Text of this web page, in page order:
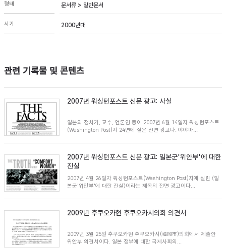
형태 문서류 > 일반문서
시기 2000년대
관련 기록물 및 콘텐츠
2007년 워싱턴포스트 신문 광고: 사실
일본의 정치가, 교수, 언론인 등이 2007년 6월 14일자 워싱턴포스트
(Washington Post)지 24면에 실은 전면 광고다. 야야마...
2007년 워싱턴포스트 신문 광고: 일본군'위안부'에 대한
진실
2007년 4월 26일자 워싱턴포스트(Washington Post)지에 실린 〈일
본군'위안부'에 대한 진실〉이라는 제목의 전면 광고이다...
2009년 후쿠오카현 후쿠오카시의회 의견서
2009년 3월 25일 후쿠오카현 후쿠오카시(福岡市)의회에서 제출한
위안부 의견서이다. 일본 정부에 대한 국제사회의...